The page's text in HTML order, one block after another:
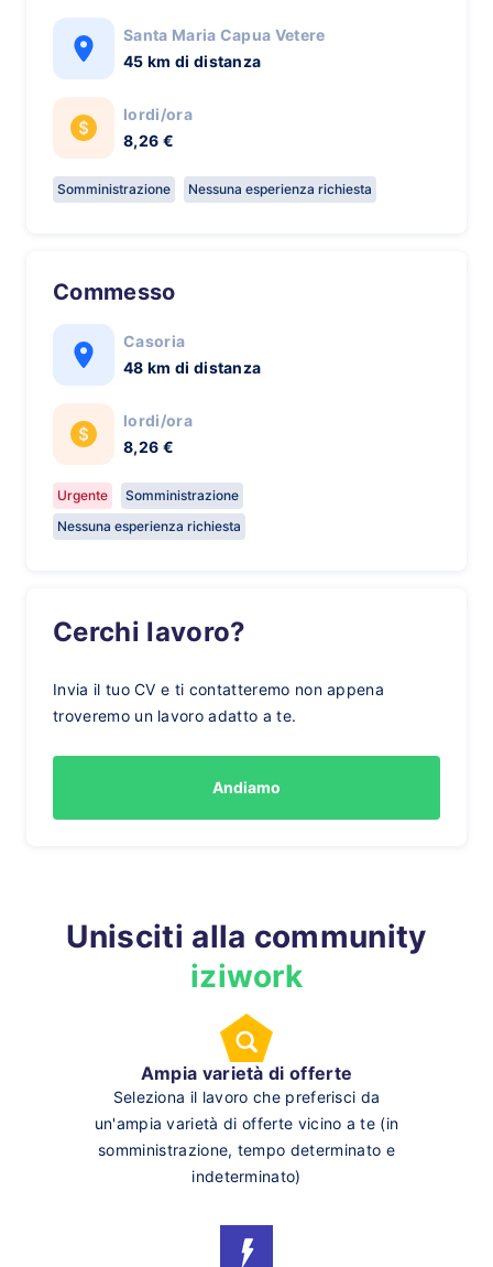
Santa Maria Capua Vetere
45 km di distanza
lordi/ora
8,26 €
Somministrazione Nessuna esperienza richiesta
Commesso
Casoria
48 km di distanza
lordi/ora
8,26 €
Urgente
Somministrazione
Nessuna esperienza richiesta
Cerchi lavoro?
Invia il tuo CV e ti contatteremo non appena
troveremo un lavoro adatto a te.
Andiamo
Unisciti alla community
iziwork
Ampia varietà di offerte
Seleziona il lavoro che preferisci da
un'ampia varietà di offerte vicino a te (in
somministrazione, tempo determinato e
indeterminato)